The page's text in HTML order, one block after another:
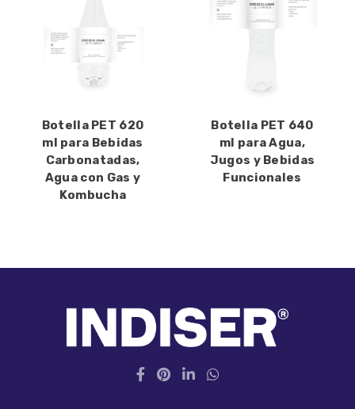
Botella PET 620
ml para Bebidas
Carbonatadas,
Agua con Gas y
Kombucha
Botella PET 640
ml para Agua,
Jugos y Bebidas
Funcionales